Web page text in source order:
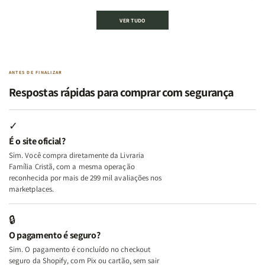
|
Minhas
Lutas
e
Deus
+
A
Mulher
Lar
Edificando
Eu,
Minhas
Lutas
+
A
Lar
Kit
Mulher
Segundo
Mulher
Segundo
VER TUDO
ANTES DE FINALIZAR
Respostas rápidas para comprar com segurança
✓
É o site oficial?
Sim. Você compra diretamente da Livraria
Família Cristã, com a mesma operação
reconhecida por mais de 299 mil avaliações nos
marketplaces.
🔒
O pagamento é seguro?
Sim. O pagamento é concluído no checkout
seguro da Shopify, com Pix ou cartão, sem sair